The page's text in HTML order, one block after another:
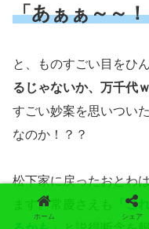
「あぁぁ～～
と、ものすごい目をひ
るじゃないか、万千代ｗ
すごい妙案を思いつい
なのか！？？
松下家に戻ったおとわ
ます。常慶さえも
「こ
ホーム シェア